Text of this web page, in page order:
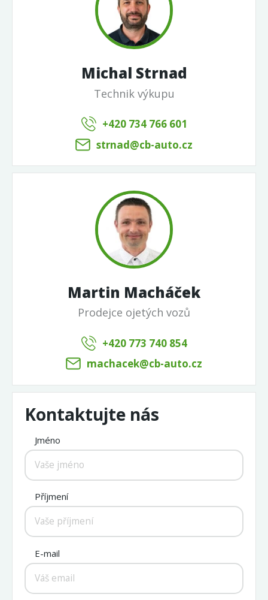
Michal Strnad
Technik výkupu
+420 734 766 601
strnad@cb-auto.cz
Martin Macháček
Prodejce ojetých vozů
+420 773 740 854
machacek@cb-auto.cz
Kontaktujte nás
Jméno
Příjmení
E-mail